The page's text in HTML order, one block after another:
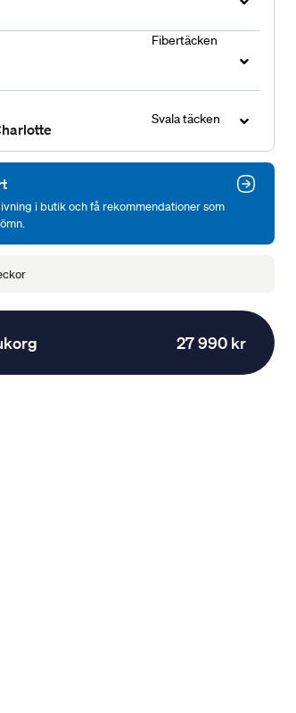
Fibertäcken
Svala täcken
i butik och få rekommendationer som
27 990 kr